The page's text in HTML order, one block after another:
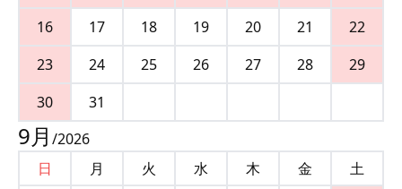
16
17 18 19 20 21
22
23
24 25 26 27 28
29
30
31
9月 /2026
日
月 火 水 木 金
土